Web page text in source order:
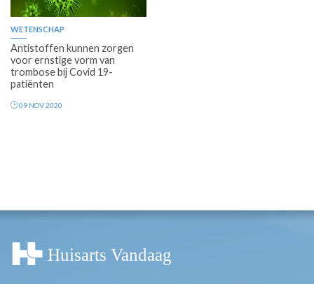
WETENSCHAP
Antistoffen kunnen zorgen
voor ernstige vorm van
trombose bij Covid 19-
patiënten
09 NOV 2020